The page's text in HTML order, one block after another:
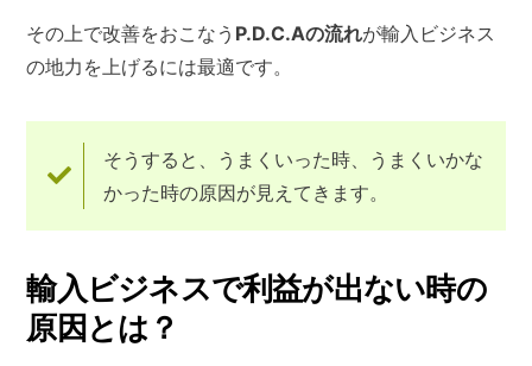
その上で改善をおこなう P.D.C.Aの流れが輸入ビジネス
の地力を上げるには最適です。
そうすると、うまくいった時、うまくいかな
かった時の原因が見えてきます。
輸入ビジネスで利益が出ない時の
原因とは？